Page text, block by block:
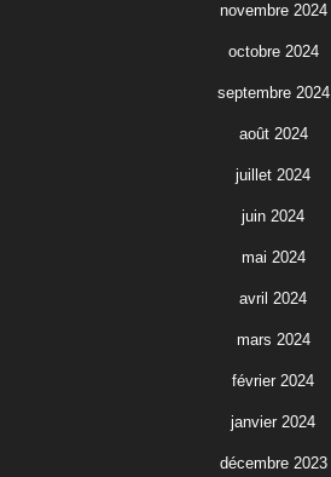
novembre 2024
octobre 2024
septembre 2024
août 2024
juillet 2024
juin 2024
mai 2024
avril 2024
mars 2024
février 2024
janvier 2024
décembre 2023